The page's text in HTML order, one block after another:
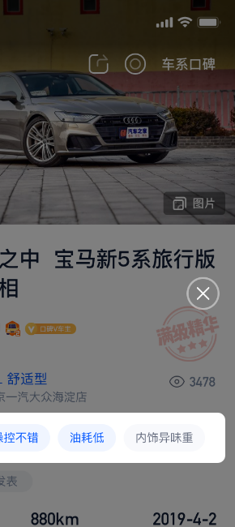
搜索
记
苏
版
苏州工业园区
1881
设计合理 前排腿部空间大
2026-06 427km
行驶里程
夏季百公里电耗
车对起最满意
常通勤距离2万，车成
要接 2.5万块钱。 车通勤距离友
，现在
沃尔沃
放心，极氪